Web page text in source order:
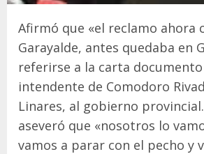
Afirmó que «el reclamo ahora
Garayalde, antes quedaba en
referirse a la carta
intendente de Comodoro
Linares, al gobierno
aseveró que «nosotros lo
vamos a parar con el pecho y